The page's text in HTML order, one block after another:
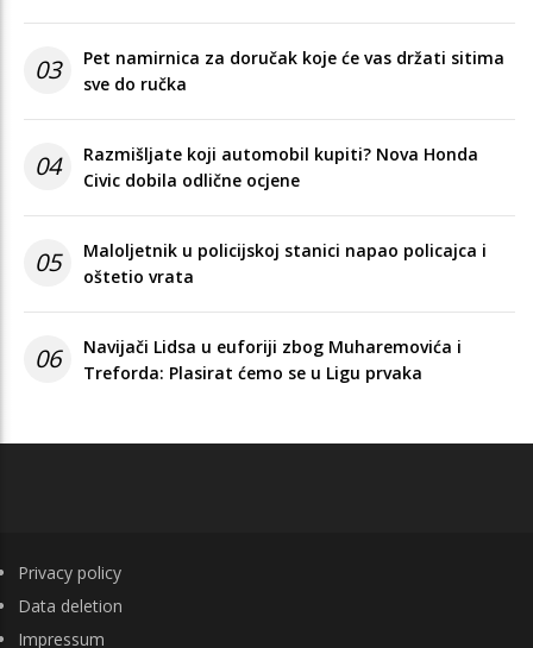
03
Pet namirnica za doručak koje će vas držati sitima
sve do ručka
04
Razmišljate koji automobil kupiti? Nova Honda
Civic dobila odlične ocjene
05
Maloljetnik u policijskoj stanici napao policajca i
oštetio vrata
06
Navijači Lidsa u euforiji zbog Muharemovića i
Treforda: Plasirat ćemo se u Ligu prvaka
FOOTER
Privacy policy
Data deletion
Impressum